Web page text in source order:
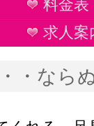
料金表
求人案
・なら